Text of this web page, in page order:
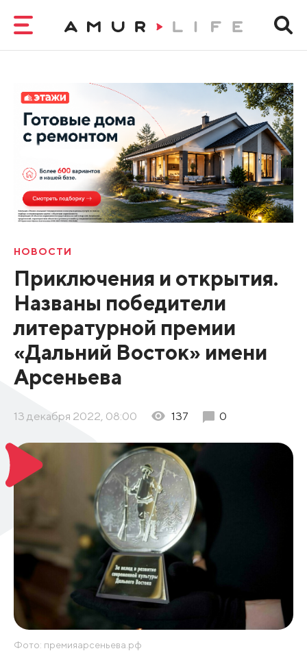
НОВОСТИ
Приключения и открытия.
Названы победители
литературной премии
«Дальний Восток» имени
Арсеньева
13 декабря 2022, 08:00 137 0
Фото: премияарсеньева.рф